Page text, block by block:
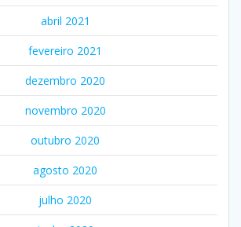
abril 2021
fevereiro 2021
dezembro 2020
novembro 2020
outubro 2020
agosto 2020
julho 2020